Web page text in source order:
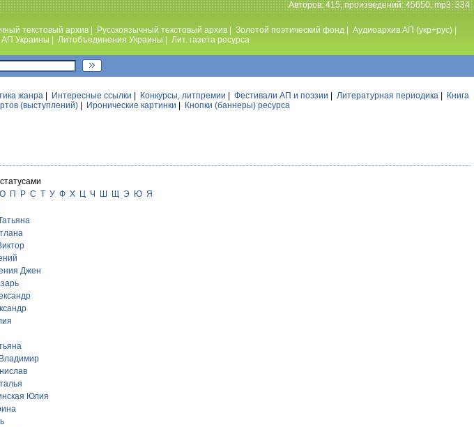
Авторов: 415, произведений: 45650, mp3: 334
текстовый архив Русскоязычный текстовый архив Золотой поэтический фонд Аудиоархив АП (укр+рус)
АП Украины Литобъединения Украины Лит. газета ресурса
жанра Интересные ссылки Конкурсы, литпремии Фестивали АП и поэзии Литературная периодика
Книга
(выступлений) Иронические картинки Кнопки (баннеры) ресурса
О П Р С Т У Ф Х Ц Ч Ш Щ Э Ю Я
Джен
Юлия